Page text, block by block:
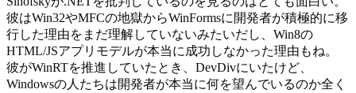
彼はWin32やMFCの地獄からWinFormsに開発者が積極的に移
行した理由をまだ理解していないみたいだし、Win8の
HTML/JSアプリモデルが本当に成功しなかった理由もね。
彼がWinRTを推進していたとき、DevDivにいたけど、
Windowsの人たちは開発者が本当に何を望んでいるのか全く